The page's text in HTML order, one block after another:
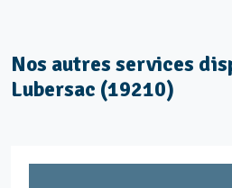
Nos autres services
Lubersac (19210)